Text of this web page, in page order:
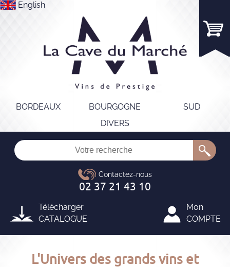
English
BORDEAUX BOURGOGNE
SUD
DIVERS
Télécharger
CATALOGUE
Mon
COMPTE
L'Univers des grands vins et